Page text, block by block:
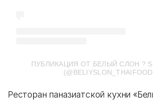
ПУБЛИКАЦИЯ ОТ БЕЛЫЙ СЛОН ?
Ресторан паназиатской кухни